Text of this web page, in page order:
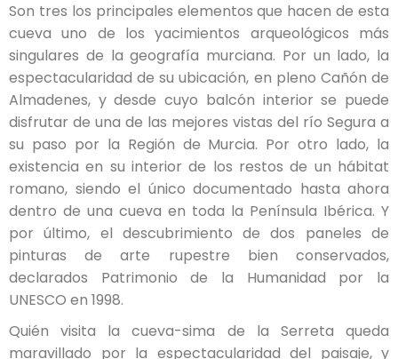
Son tres los principales elementos que hacen de esta
cueva uno de los yacimientos arqueológicos más
singulares de la geografía murciana. Por un lado, la
espectacularidad de su ubicación, en pleno Cañón de
Almadenes, y desde cuyo balcón interior se puede
disfrutar de una de las mejores vistas del río Segura a
su paso por la Región de Murcia. Por otro lado, la
existencia en su interior de los restos de un hábitat
romano, siendo el único documentado hasta ahora
dentro de una cueva en toda la Península Ibérica. Y
por último, el descubrimiento de dos paneles de
pinturas de arte rupestre bien conservados,
declarados Patrimonio de la Humanidad por la
UNESCO en 1998.
Quién visita la cueva-sima de la Serreta queda
maravillado por la espectacularidad del paisaje, y